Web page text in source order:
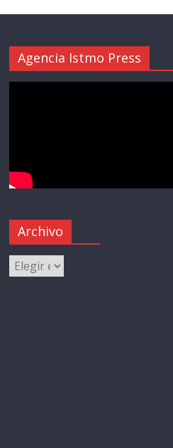
Agencia Istmo Press
Archivo